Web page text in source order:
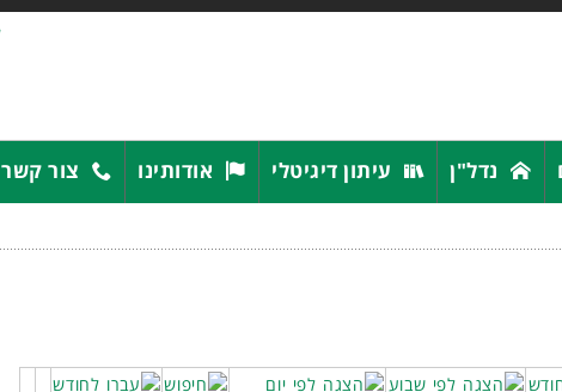
נדל"ן עיתון דיגיטלי אודותינו צור קשר